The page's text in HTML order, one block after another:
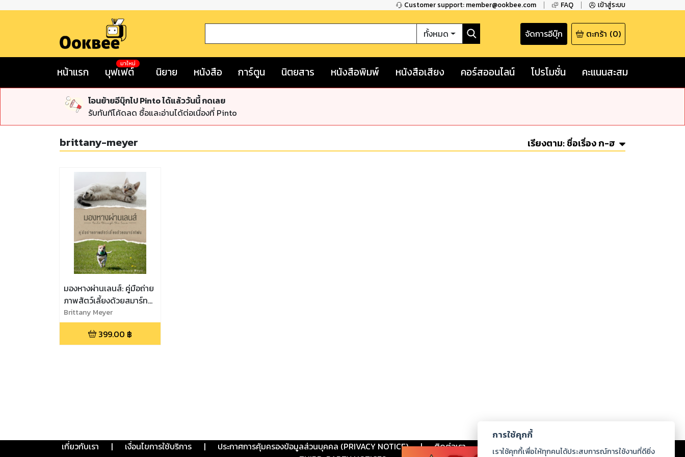
Customer support: member@ookbee.com FAQ เข้าสู่ระบบ
ทั้งหมด จัดการอีบุ๊ก ตะกร้า (0)
หน้าแรก บุฟเฟต์
มาใหม่
นิยาย หนังสือ การ์ตูน นิตยสาร หนังสือพิมพ์ หนังสือเสียง คอร์สออนไลน์ โปรโมชั่น คะแนนสะสม
โอนย้ายอีบุ๊กไป Pinto ได้แล้ววันนี้ กดเลย
รับทันทีโค้ดลด ซื้อและอ่านได้ต่อเนื่องที่ Pinto
brittany-meyer เรียงตาม:ชื่อเรื่อง ก-ฮ
มองหางผ่านเลนส์: คู่มือถ่าย
ภาพสัตว์เลี้ยงด้วยสมาร์ท
โฟน
Brittany Meyer
399.00 ฿
เกี่ยวกับเรา | เงื่อนไขการใช้บริการ | ประกาศการคุ้มครองข้อมูลส่วนบุคคล (PRIVACY NOTICE) | ติดต่อเรา ร่วมงานกับเรา ดาวน์โหลด
การใช้คุกกี้
เราใช้คุกกี้เพื่อให้ทุกคนได้ประสบการณ์การใช้งานที่ดียิ่ง